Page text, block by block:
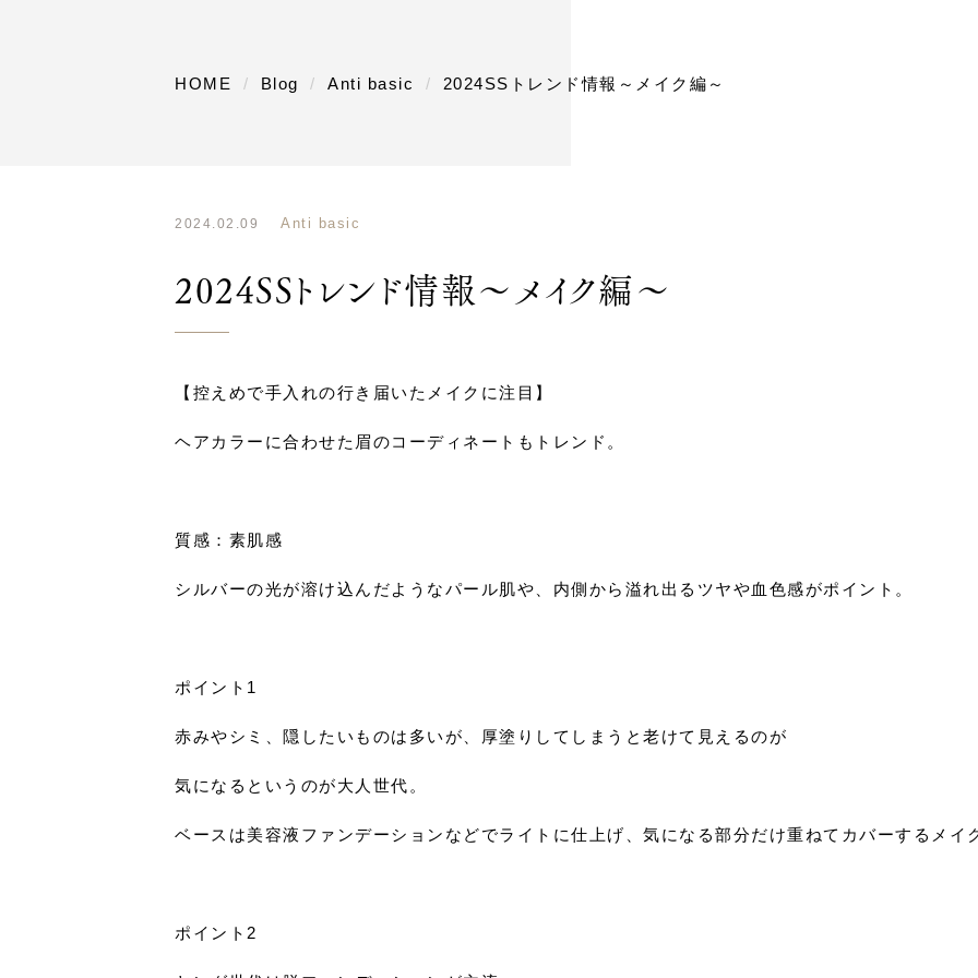
HOME Blog Anti basic 2024SSトレンド情報～メイク編～
2024.02.09 Anti basic
2024SSトレンド情報～メイク編～
【控えめで手入れの行き届いたメイクに注目】
ヘアカラーに合わせた眉のコーディネートもトレンド。
質感：素肌感
シルバーの光が溶け込んだようなパール肌や、内側から溢れ出るツヤや血色感がポイント。
ポイント1
赤みやシミ、隠したいものは多いが、厚塗りしてしまうと老けて見えるのが
気になるというのが大人世代。
ベースは美容液ファンデーションなどでライトに仕上げ、気になる部分だけ重ねてカバーするメイ
ポイント2